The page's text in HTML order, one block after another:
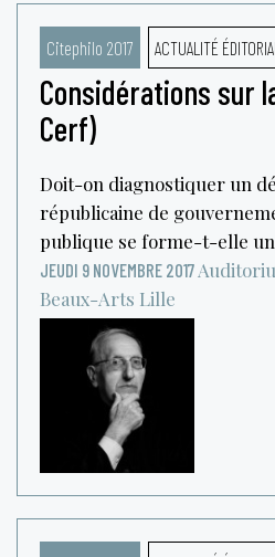
Citephilo 2017 ACTUALITÉ
Considérations sur
Cerf)
Doit-on diagnostiquer un
républicaine de
publique se forme-t-elle
JEUDI 9 NOVEMBRE 2017
Beaux-Arts Lille